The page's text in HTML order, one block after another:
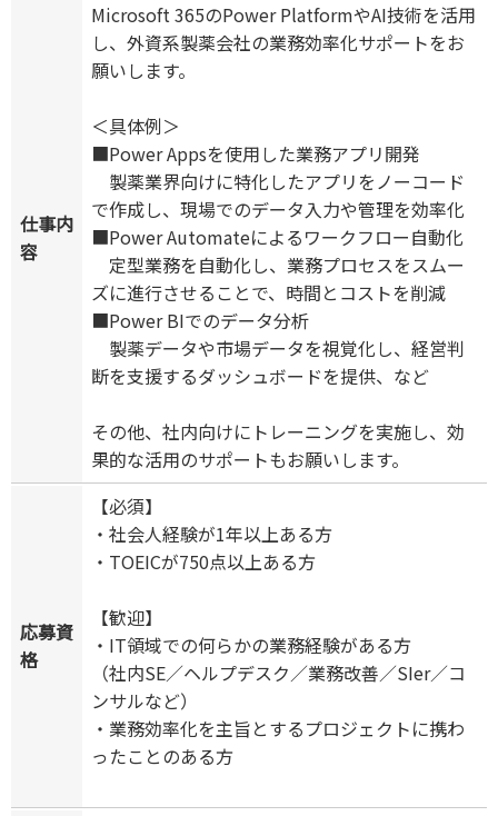
仕事内
容
Microsoft 365のPower PlatformやAI技術を活用
し、外資系製薬会社の業務効率化サポートをお
願いします。
＜具体例＞
■Power Appsを使用した業務アプリ開発
製薬業界向けに特化したアプリをノーコード
で作成し、現場でのデータ入力や管理を効率化
■Power Automateによるワークフロー自動化
定型業務を自動化し、業務プロセスをスムー
ズに進行させることで、時間とコストを削減
■Power BIでのデータ分析
製薬データや市場データを視覚化し、経営判
断を支援するダッシュボードを提供、など
その他、社内向けにトレーニングを実施し、効
果的な活用のサポートもお願いします。
応募資
格
【必須】
・社会人経験が1年以上ある方
・TOEICが750点以上ある方
【歓迎】
・IT領域での何らかの業務経験がある方
（社内SE／ヘルプデスク／業務改善／SIer／コ
ンサルなど）
・業務効率化を主旨とするプロジェクトに携わ
ったことのある方